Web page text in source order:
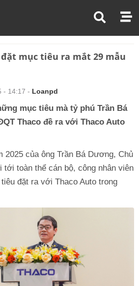
Xe
đặt mục tiêu ra mắt 29 mẫu
- 14:17 - Loanpd
mục tiêu mà tỷ phú Trần Bá
Thaco đề ra với Thaco Auto
2025 của ông Trần Bá Dương, Chủ
toàn thể cán bộ, công nhân viên
đặt ra với Thaco Auto trong